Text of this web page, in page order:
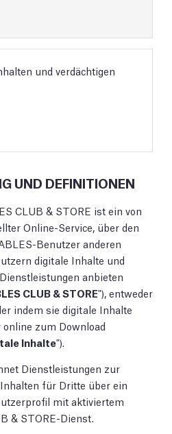
und verdächtigen
UND DEFINITIONEN
CLUB & STORE ist ein von
Online-Service, über den
Benutzer anderen
digitale Inhalte und
anbieten
CLUB & STORE"), entweder
indem sie digitale Inhalte
online zum Download
Inhalte").
Dienstleistungen zur
für Dritte über ein
mit aktiviertem
& STORE-Dienst.